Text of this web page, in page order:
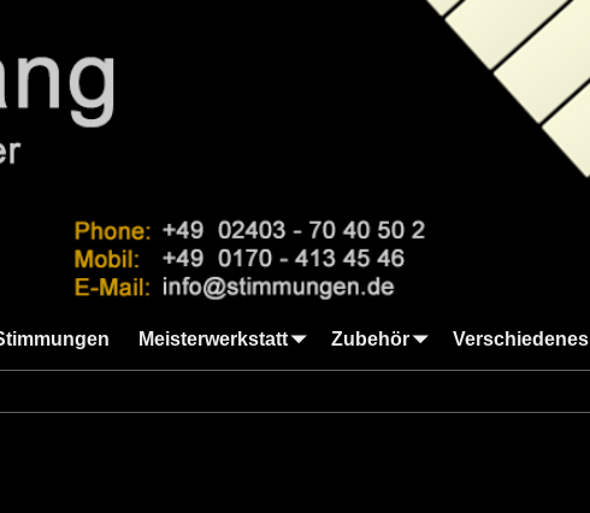
Meisterwerkstatt Zubehör Verschiedenes